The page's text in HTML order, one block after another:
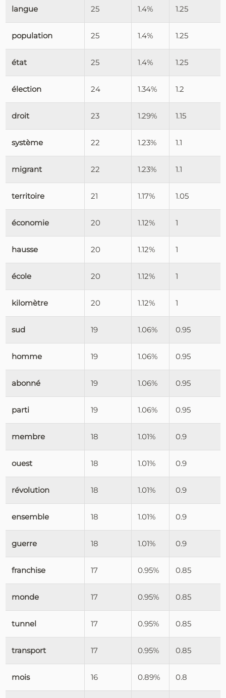
langue 25 1.4% 1.25
population 25 1.4% 1.25
état 25 1.4% 1.25
élection 24 1.34% 1.2
droit 23 1.29% 1.15
système 22 1.23% 1.1
migrant 22 1.23% 1.1
territoire 21 1.17% 1.05
économie 20 1.12% 1
hausse 20 1.12% 1
école 20 1.12% 1
kilomètre 20 1.12% 1
sud 19 1.06% 0.95
homme 19 1.06% 0.95
abonné 19 1.06% 0.95
parti 19 1.06% 0.95
membre 18 1.01% 0.9
ouest 18 1.01% 0.9
révolution 18 1.01% 0.9
ensemble 18 1.01% 0.9
guerre 18 1.01% 0.9
franchise 17 0.95% 0.85
monde 17 0.95% 0.85
tunnel 17 0.95% 0.85
transport 17 0.95% 0.85
mois 16 0.89% 0.8